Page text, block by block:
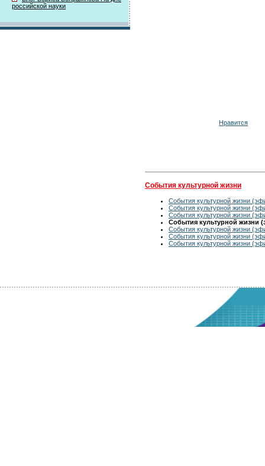
российской науки
Нравится
События культурной жизни
События культурной жизни
События культурной жизни
События культурной жизни
События культурной жизни
События культурной жизни
События культурной жизни
События культурной жизни